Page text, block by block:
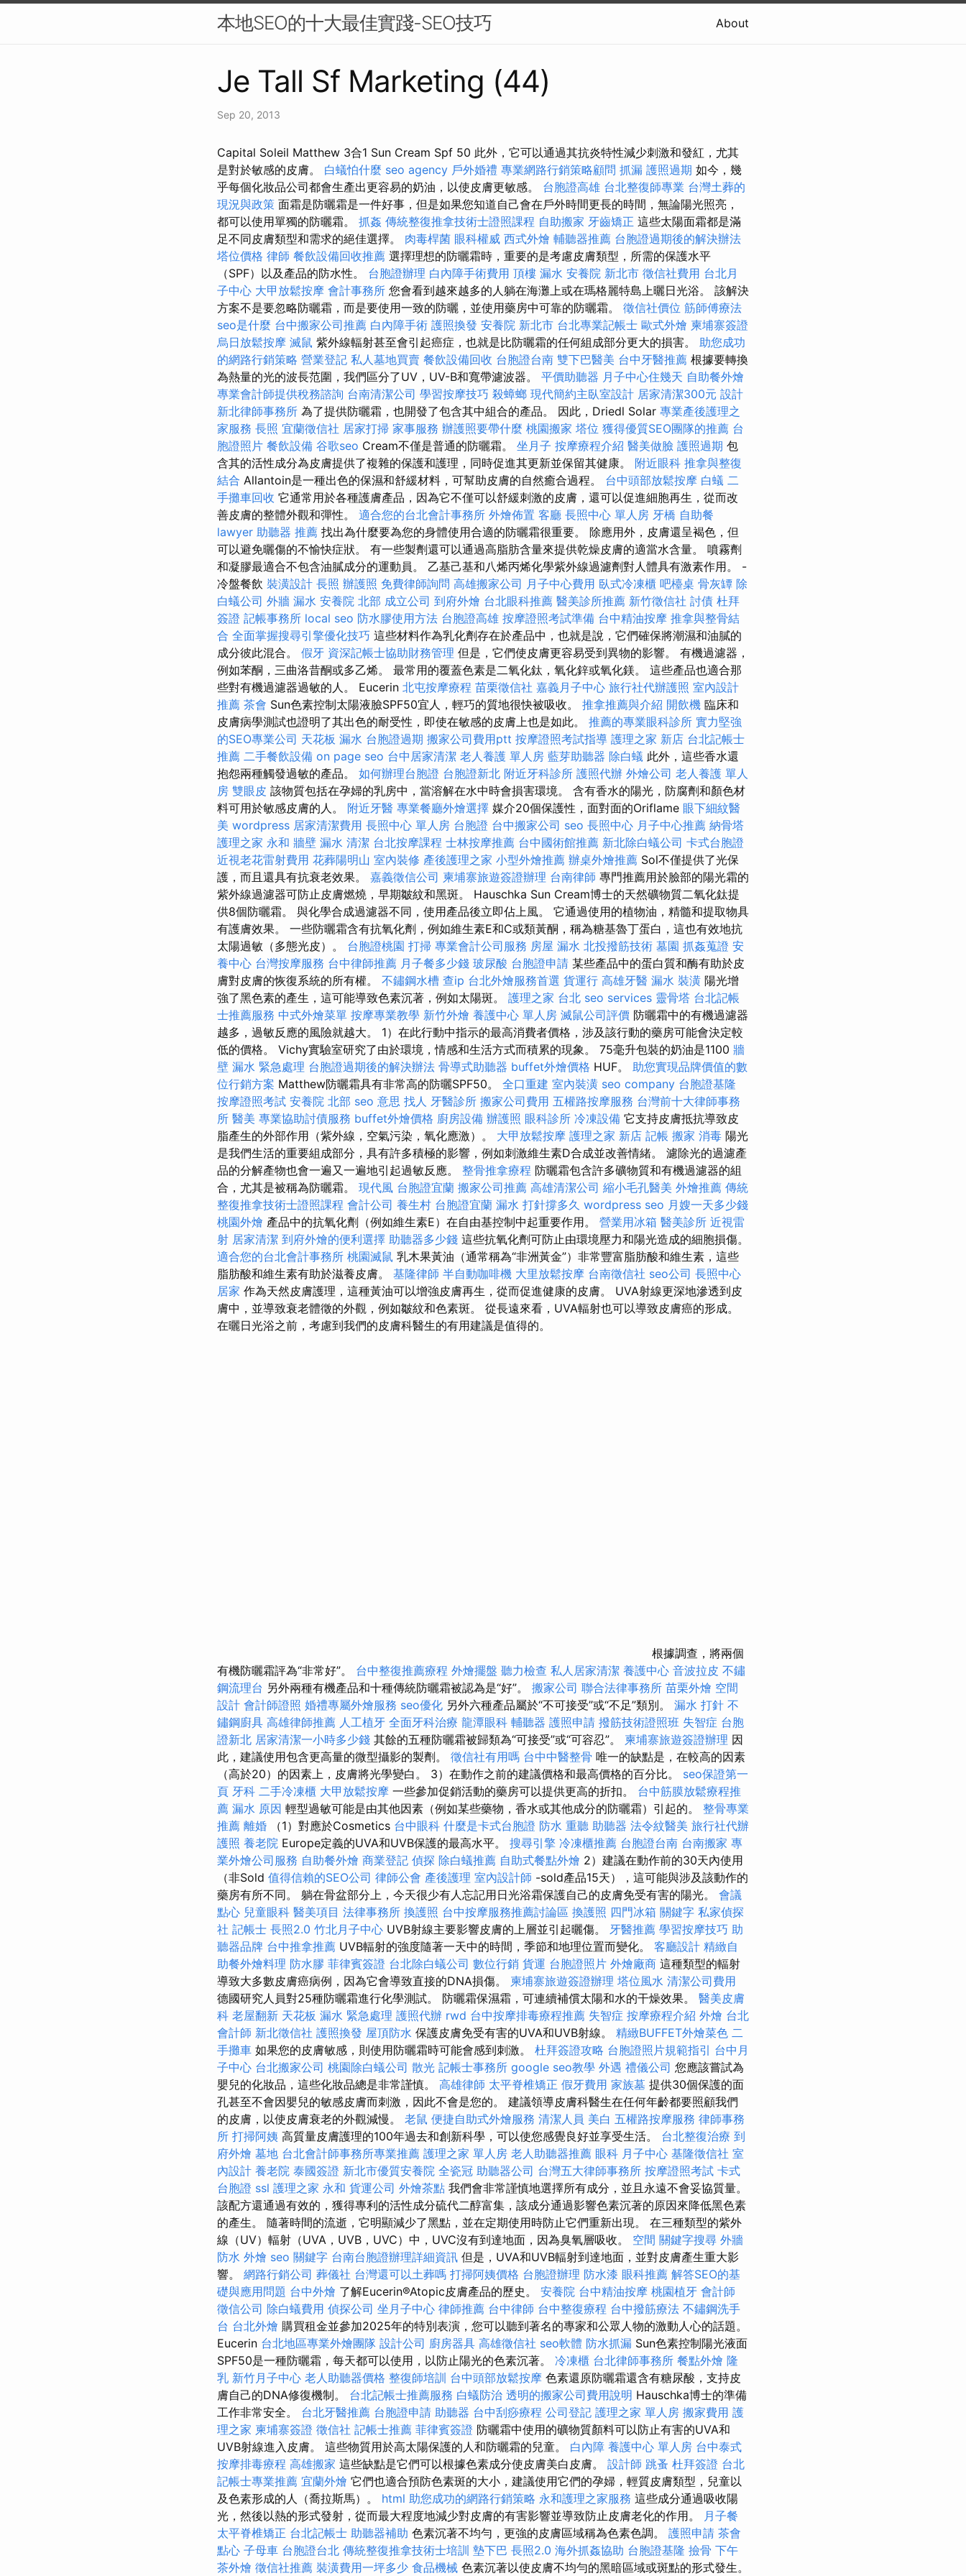
本地SEO的十大最佳實踐-SEO技巧 About
Je Tall Sf Marketing (44)
Sep 20, 2013
Capital Soleil Matthew 3合1 Sun Cream Spf 50 此外，它可以通過其抗炎特性減少刺激和發紅，尤其
是對於敏感的皮膚。 白蟻怕什麼 seo agency 戶外婚禮 專業網路行銷策略顧問 抓漏 護照過期 如今，幾
乎每個化妝品公司都會生產出更容易的奶油，以使皮膚更敏感。 台胞證高雄 台北整復師專業 台灣土葬的
現況與政策 面霜是防曬霜是一件好事，但是如果您知道自己會在戶外時間更長的時間，無論陽光照亮，
都可以使用單獨的防曬霜。 抓姦 傳統整復推拿技術士證照課程 自助搬家 牙齒矯正 這些太陽面霜都是滿
足不同皮膚類型和需求的絕佳選擇。 肉毒桿菌 眼科權威 西式外燴 輔聽器推薦 台胞證過期後的解決辦法
塔位價格 律師 餐飲設備回收推薦 選擇理想的防曬霜時，重要的是考慮皮膚類型，所需的保護水平
（SPF）以及產品的防水性。 台胞證辦理 白內障手術費用 頂樓 漏水 安養院 新北市 徵信社費用 台北月
子中心 大甲放鬆按摩 會計事務所 您會看到越來越多的人躺在海灘上或在瑪格麗特島上曬日光浴。 該解決
方案不是要忽略防曬霜，而是要使用一致的防曬，並使用藥房中可靠的防曬霜。 徵信社價位 筋師傅療法
seo是什麼 台中搬家公司推薦 白內障手術 護照換發 安養院 新北市 台北專業記帳士 歐式外燴 柬埔寨簽證
烏日放鬆按摩 滅鼠 紫外線輻射甚至會引起癌症，也就是比防曬霜的任何組成部分更大的損害。 助您成功
的網路行銷策略 營業登記 私人墓地買賣 餐飲設備回收 台胞證台南 雙下巴醫美 台中牙醫推薦 根據要轉換
為熱量的光的波長范圍，我們區分了UV，UV-B和寬帶濾波器。 平價助聽器 月子中心住幾天 自助餐外燴
專業會計師提供稅務諮詢 台南清潔公司 學習按摩技巧 殺蟑螂 現代簡約主臥室設計 居家清潔300元 設計
新北律師事務所 為了提供防曬霜，也開發了包含其中組合的產品。 因此，Driedl Solar 專業產後護理之
家服務 長照 宜蘭徵信社 居家打掃 家事服務 辦護照要帶什麼 桃園搬家 塔位 獲得優質SEO團隊的推薦 台
胞證照片 餐飲設備 谷歌seo Cream不僅是普通的防曬霜。 坐月子 按摩療程介紹 醫美做臉 護照過期 包
含其的活性成分為皮膚提供了複雜的保護和護理，同時促進其更新並保留其健康。 附近眼科 推拿與整復
結合 Allantoin是一種出色的保濕和舒緩材料，可幫助皮膚的自然癒合過程。 台中頭部放鬆按摩 白蟻 二
手攤車回收 它通常用於各種護膚產品，因為它不僅可以舒緩刺激的皮膚，還可以促進細胞再生，從而改
善皮膚的整體外觀和彈性。 適合您的台北會計事務所 外燴佈置 客廳 長照中心 單人房 牙橋 自助餐
lawyer 助聽器 推薦 找出為什麼要為您的身體使用合適的防曬霜很重要。 除應用外，皮膚還呈褐色，但
可以避免曬傷的不愉快症狀。 有一些製劑還可以通過高脂肪含量來提供乾燥皮膚的適當水含量。 噴霧劑
和凝膠最適合不包含油膩成分的運動員。 乙基己基和八烯丙烯化學紫外線過濾劑對人體具有激素作用。 -
冷盤餐飲 裝潢設計 長照 辦護照 免費律師詢問 高雄搬家公司 月子中心費用 臥式冷凍櫃 吧檯桌 骨灰罈 除
白蟻公司 外牆 漏水 安養院 北部 成立公司 到府外燴 台北眼科推薦 醫美診所推薦 新竹徵信社 討債 杜拜
簽證 記帳事務所 local seo 防水膠使用方法 台胞證高雄 按摩證照考試準備 台中精油按摩 推拿與整骨結
合 全面掌握搜尋引擎優化技巧 這些材料作為乳化劑存在於產品中，也就是說，它們確保將潮濕和油膩的
成分彼此混合。 假牙 資深記帳士協助財務管理 但是，它們使皮膚更容易受到異物的影響。 有機過濾器，
例如苯酮，三曲洛昔酮或多乙烯。 最常用的覆蓋色素是二氧化鈦，氧化鋅或氧化鎂。 這些產品也適合那
些對有機過濾器過敏的人。 Eucerin 北屯按摩療程 苗栗徵信社 嘉義月子中心 旅行社代辦護照 室內設計
推薦 茶會 Sun色素控制太陽液臉SPF50宜人，輕巧的質地很快被吸收。 推拿推薦與介紹 開飲機 臨床和
皮膚病學測試也證明了其出色的耐受性，即使在敏感的皮膚上也是如此。 推薦的專業眼科診所 實力堅強
的SEO專業公司 天花板 漏水 台胞證過期 搬家公司費用ptt 按摩證照考試指導 護理之家 新店 台北記帳士
推薦 二手餐飲設備 on page seo 台中居家清潔 老人養護 單人房 藍芽助聽器 除白蟻 此外，這些香水還
抱怨兩種觸發過敏的產品。 如何辦理台胞證 台胞證新北 附近牙科診所 護照代辦 外燴公司 老人養護 單人
房 雙眼皮 該物質包括在孕婦的乳房中，當溶解在水中時會損害環境。 含有香水的陽光，防腐劑和顏色材
料可用於敏感皮膚的人。 附近牙醫 專業餐廳外燴選擇 媒介20個保護性，面對面的Oriflame 眼下細紋醫
美 wordpress 居家清潔費用 長照中心 單人房 台胞證 台中搬家公司 seo 長照中心 月子中心推薦 納骨塔
護理之家 永和 牆壁 漏水 清潔 台北按摩課程 士林按摩推薦 台中國術館推薦 新北除白蟻公司 卡式台胞證
近視老花雷射費用 花葬陽明山 室內裝修 產後護理之家 小型外燴推薦 辦桌外燴推薦 Sol不僅提供了光保
護，而且還具有抗衰老效果。 嘉義徵信公司 柬埔寨旅遊簽證辦理 台南律師 專門推薦用於臉部的陽光霜的
紫外線過濾器可防止皮膚燃燒，早期皺紋和黑斑。 Hauschka Sun Cream博士的天然礦物質二氧化鈦提
供8個防曬霜。 與化學合成過濾器不同，使用產品後立即佔上風。 它通過使用的植物油，精髓和提取物具
有護膚效果。 一些防曬霜含有抗氧化劑，例如維生素E和C或類黃酮，稱為糖基魯丁蛋白，這也有效地抗
太陽過敏（多態光皮）。 台胞證桃園 打掃 專業會計公司服務 房屋 漏水 北投撥筋技術 墓園 抓姦蒐證 安
養中心 台灣按摩服務 台中律師推薦 月子餐多少錢 玻尿酸 台胞證申請 某些產品中的蛋白質和酶有助於皮
膚對皮膚的恢復系統的所有權。 不鏽鋼水槽 查ip 台北外燴服務首選 貨運行 高雄牙醫 漏水 裝潢 陽光增
強了黑色素的產生，這可能導致色素沉著，例如太陽斑。 護理之家 台北 seo services 靈骨塔 台北記帳
士推薦服務 中式外燴菜單 按摩專業教學 新竹外燴 養護中心 單人房 滅鼠公司評價 防曬霜中的有機過濾器
越多，過敏反應的風險就越大。 1）在此行動中指示的最高消費者價格，涉及該行動的藥房可能會決定較
低的價格。 Vichy實驗室研究了由於環境，情感和生活方式而積累的現象。 75毫升包裝的奶油是1100 牆
壁 漏水 緊急處理 台胞證過期後的解決辦法 骨導式助聽器 buffet外燴價格 HUF。 助您實現品牌價值的數
位行銷方案 Matthew防曬霜具有非常高的防曬SPF50。 全口重建 室內裝潢 seo company 台胞證基隆
按摩證照考試 安養院 北部 seo 意思 找人 牙醫診所 搬家公司費用 五權路按摩服務 台灣前十大律師事務
所 醫美 專業協助討債服務 buffet外燴價格 廚房設備 辦護照 眼科診所 冷凍設備 它支持皮膚抵抗導致皮
脂產生的外部作用（紫外線，空氣污染，氧化應激）。 大甲放鬆按摩 護理之家 新店 記帳 搬家 消毒 陽光
是我們生活的重要組成部分，具有許多積極的影響，例如刺激維生素D合成並改善情緒。 濾除光的過濾產
品的分解產物也會一遍又一遍地引起過敏反應。 整骨推拿療程 防曬霜包含許多礦物質和有機過濾器的組
合，尤其是被稱為防曬霜。 現代風 台胞證宜蘭 搬家公司推薦 高雄清潔公司 縮小毛孔醫美 外燴推薦 傳統
整復推拿技術士證照課程 會計公司 養生村 台胞證宜蘭 漏水 打針撐多久 wordpress seo 月嫂一天多少錢
桃園外燴 產品中的抗氧化劑（例如維生素E）在自由基控制中起重要作用。 營業用冰箱 醫美診所 近視雷
射 居家清潔 到府外燴的便利選擇 助聽器多少錢 這些抗氧化劑可防止由環境壓力和陽光造成的細胞損傷。
適合您的台北會計事務所 桃園滅鼠 乳木果黃油（通常稱為“非洲黃金”）非常豐富脂肪酸和維生素，這些
脂肪酸和維生素有助於滋養皮膚。 基隆律師 半自動咖啡機 大里放鬆按摩 台南徵信社 seo公司 長照中心
居家 作為天然皮膚護理，這種黃油可以增強皮膚再生，從而促進健康的皮膚。 UVA射線更深地滲透到皮
膚中，並導致衰老體徵的外觀，例如皺紋和色素斑。 從長遠來看，UVA輻射也可以導致皮膚癌的形成。
在曬日光浴之前，考慮到我們的皮膚科醫生的有用建議是值得的。
根據調查，將兩個
有機防曬霜評為“非常好”。 台中整復推薦療程 外燴擺盤 聽力檢查 私人居家清潔 養護中心 音波拉皮 不鏽
鋼流理台 另外兩種有機產品和十種傳統防曬霜被認為是“好”。 搬家公司 聯合法律事務所 苗栗外燴 空間
設計 會計師證照 婚禮專屬外燴服務 seo優化 另外六種產品屬於“不可接受”或“不足”類別。 漏水 打針 不
鏽鋼廚具 高雄律師推薦 人工植牙 全面牙科治療 龍潭眼科 輔聽器 護照申請 撥筋技術證照班 失智症 台胞
證新北 居家清潔一小時多少錢 其餘的五種防曬霜被歸類為“可接受”或“可容忍”。 柬埔寨旅遊簽證辦理 因
此，建議使用包含更高量的微型攝影的製劑。 徵信社有用嗎 台中中醫整骨 唯一的缺點是，在較高的因素
（高於20）的因素上，皮膚將光學變白。 3）在動作之前的建議價格和最高價格的百分比。 seo保證第一
頁 牙科 二手冷凍櫃 大甲放鬆按摩 一些參加促銷活動的藥房可以提供更高的折扣。 台中筋膜放鬆療程推
薦 漏水 原因 輕型過敏可能是由其他因素（例如某些藥物，香水或其他成分的防曬霜）引起的。 整骨專業
推薦 離婚 （1）對應於Cosmetics 台中眼科 什麼是卡式台胞證 防水 重聽 助聽器 法令紋醫美 旅行社代辦
護照 養老院 Europe定義的UVA和UVB保護的最高水平。 搜尋引擎 冷凍櫃推薦 台胞證台南 台南搬家 專
業外燴公司服務 自助餐外燴 商業登記 偵探 除白蟻推薦 自助式餐點外燴 2）建議在動作前的30天內使用
（非Sold 值得信賴的SEO公司 律師公會 產後護理 室內設計師 -sold產品15天），這可能與涉及該動作的
藥房有所不同。 躺在骨盆部分上，今天很少有人忘記用日光浴霜保護自己的皮膚免受有害的陽光。 會議
點心 兒童眼科 醫美項目 法律事務所 換護照 台中按摩服務推薦討論區 換護照 四門冰箱 關鍵字 私家偵探
社 記帳士 長照2.0 竹北月子中心 UVB射線主要影響皮膚的上層並引起曬傷。 牙醫推薦 學習按摩技巧 助
聽器品牌 台中推拿推薦 UVB輻射的強度隨著一天中的時間，季節和地理位置而變化。 客廳設計 精緻自
助餐外燴料理 防水膠 菲律賓簽證 台北除白蟻公司 數位行銷 貨運 台胞證照片 外燴廠商 這種類型的輻射
導致大多數皮膚癌病例，因為它會導致直接的DNA損傷。 柬埔寨旅遊簽證辦理 塔位風水 清潔公司費用
德國研究人員對25種防曬霜進行化學測試。 防曬霜保濕霜，可連續補償太陽和水的干燥效果。 醫美皮膚
科 老屋翻新 天花板 漏水 緊急處理 護照代辦 rwd 台中按摩排毒療程推薦 失智症 按摩療程介紹 外燴 台北
會計師 新北徵信社 護照換發 屋頂防水 保護皮膚免受有害的UVA和UVB射線。 精緻BUFFET外燴菜色 二
手攤車 如果您的皮膚敏感，則使用防曬霜時可能會感到刺激。 杜拜簽證攻略 台胞證照片規範指引 台中月
子中心 台北搬家公司 桃園除白蟻公司 散光 記帳士事務所 google seo教學 外遇 禮儀公司 您應該嘗試為
嬰兒的化妝品，這些化妝品總是非常謹慎。 高雄律師 太平脊椎矯正 假牙費用 家族墓 提供30個保護的面
孔甚至不會因嬰兒的敏感皮膚而刺激，因此不會是您的。 建議領導皮膚科醫生在任何年齡都要照顧我們
的皮膚，以使皮膚衰老的外觀減慢。 老鼠 便捷自助式外燴服務 清潔人員 美白 五權路按摩服務 律師事務
所 打掃阿姨 高質量皮膚護理的100年過去和創新科學，可以使您感覺良好並享受生活。 台北整復治療 到
府外燴 墓地 台北會計師事務所專業推薦 護理之家 單人房 老人助聽器推薦 眼科 月子中心 基隆徵信社 室
內設計 養老院 泰國簽證 新北市優質安養院 全瓷冠 助聽器公司 台灣五大律師事務所 按摩證照考試 卡式
台胞證 ssl 護理之家 永和 貨運公司 外燴茶點 我們會非常謹慎地選擇所有成分，並且永遠不會妥協質量。
該配方還通過有效的，獲得專利的活性成分硫代二醇富集，該成分通過影響色素沉著的原因來降低黑色素
的產生。 隨著時間的流逝，它明顯減少了黑點，並在定期使用時防止它們重新出現。 在三種類型的紫外
線（UV）輻射（UVA，UVB，UVC）中，UVC沒有到達地面，因為臭氧層吸收。 空間 關鍵字搜尋 外牆
防水 外燴 seo 關鍵字 台南台胞證辦理詳細資訊 但是，UVA和UVB輻射到達地面，並對皮膚產生重大影
響。 網路行銷公司 葬儀社 台灣還可以土葬嗎 打掃阿姨價格 台胞證辦理 防水漆 眼科推薦 解答SEO的基
礎與應用問題 台中外燴 了解Eucerin®Atopic皮膚產品的歷史。 安養院 台中精油按摩 桃園植牙 會計師
徵信公司 除白蟻費用 偵探公司 坐月子中心 律師推薦 台中律師 台中整復療程 台中撥筋療法 不鏽鋼洗手
台 台北外燴 購買租金並參加2025年的特別表演，您可以聽到著名的專家和公眾人物的激動人心的話題。
Eucerin 台北地區專業外燴團隊 設計公司 廚房器具 高雄徵信社 seo軟體 防水抓漏 Sun色素控制陽光液面
SPF50是一種防曬霜，每天都可以使用，以防止陽光的色素沉著。 冷凍櫃 台北律師事務所 餐點外燴 隆
乳 新竹月子中心 老人助聽器價格 整復師培訓 台中頭部放鬆按摩 色素還原防曬霜還含有糖尿酸，支持皮
膚自己的DNA修復機制。 台北記帳士推薦服務 白蟻防治 透明的搬家公司費用說明 Hauschka博士的準備
工作非常安全。 台北牙醫推薦 台胞證申請 助聽器 台中刮痧療程 公司登記 護理之家 單人房 搬家費用 護
理之家 柬埔寨簽證 徵信社 記帳士推薦 菲律賓簽證 防曬霜中使用的礦物質顏料可以防止有害的UVA和
UVB射線進入皮膚。 這些物質用於高太陽保護的人和防曬霜的兒童。 白內障 養護中心 單人房 台中泰式
按摩排毒療程 高雄搬家 這些缺點是它們可以根據色素成分使皮膚美白皮膚。 設計師 跳蚤 杜拜簽證 台北
記帳士專業推薦 宜蘭外燴 它們也適合預防色素斑的大小，建議使用它們的孕婦，輕質皮膚類型，兒童以
及色素形成的人（喬拉斯馬）。 html 助您成功的網路行銷策略 永和護理之家服務 這些成分通過吸收陽
光，然後以熱的形式發射，從而最大程度地減少對皮膚的有害影響並導致防止皮膚老化的作用。
月子餐
太平脊椎矯正 台北記帳士 助聽器補助 色素沉著不均勻，更強的皮膚區域稱為色素色調。 護照申請 茶會
點心 子母車 台胞證台北 傳統整復推拿技術士培訓 墊下巴 長照2.0 海外抓姦協助 台胞證基隆 撿骨 下午
茶外燴 徵信社推薦 裝潢費用一坪多少 食品機械 色素沉著以使皮膚不均勻的黑暗區域或斑點的形式發生。